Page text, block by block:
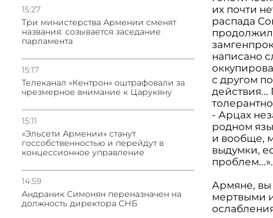
15:27
Три министерства Армении сменят
названия: созывается заседание
парламента
15:17
Телеканал «Кентрон» оштрафовали за
чрезмерное внимание к Царукяну
15:11
«Эльсети Армении» станут
госсобственностью и перейдут в
концессионное управление
14:59
Андраник Симонян переназначен на
должность директора СНБ
их почти
распада
продолжил
написано
с другом
- Арцах
родном
и вообще,
выдумки,
Армяне, вы
мертвыми